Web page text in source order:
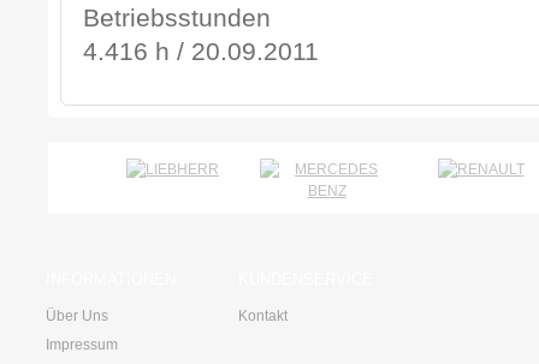
Betriebsstunden
4.416 h / 20.09.2011
Über Uns
Impressum
Kontakt